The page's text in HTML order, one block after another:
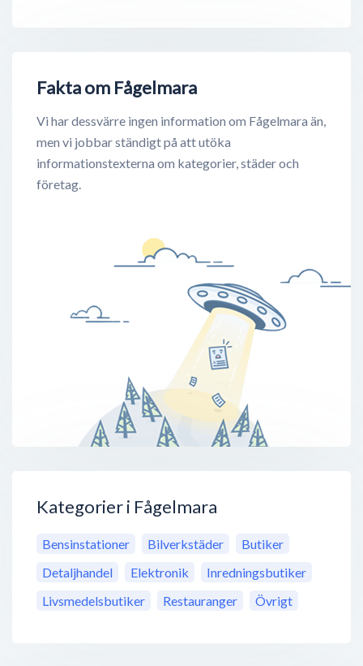
Fakta om Fågelmara
Vi har dessvärre ingen information om Fågelmara än,
men vi jobbar ständigt på att utöka
informationstexterna om kategorier, städer och
företag.
Kategorier i Fågelmara
Bensinstationer Bilverkstäder
Butiker
Detaljhandel
Elektronik
Inredningsbutiker
Livsmedelsbutiker
Restauranger Övrigt